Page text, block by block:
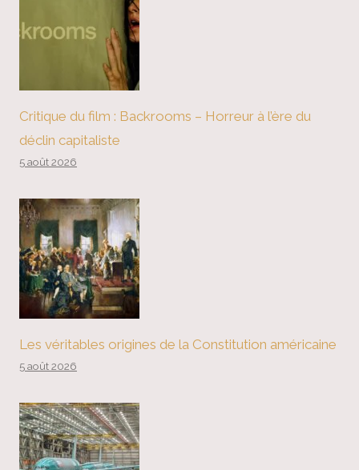
Critique du film : Backrooms – Horreur à l’ère du
déclin capitaliste
5 août 2026
Les véritables origines de la Constitution américaine
5 août 2026